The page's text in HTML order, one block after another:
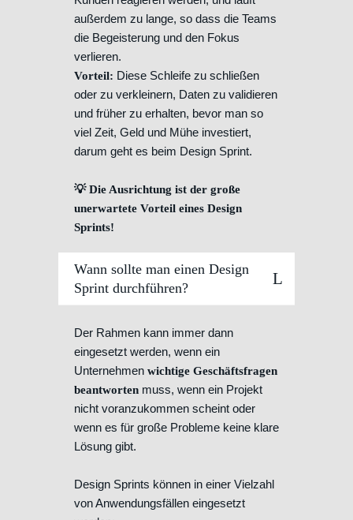
außerdem zu lange, so dass die Teams
die Begeisterung und den Fokus
verlieren.
Vorteil: Diese Schleife zu schließen
oder zu verkleinern, Daten zu validieren
und früher zu erhalten, bevor man so
viel Zeit, Geld und Mühe investiert,
darum geht es beim Design Sprint.
💡 Die Ausrichtung ist der große
unerwartete Vorteil eines Design
Sprints!
Wann sollte man einen Design
Sprint durchführen?
Der Rahmen kann immer dann
eingesetzt werden, wenn ein
Unternehmen wichtige Geschäftsfragen
beantworten muss, wenn ein Projekt
nicht voranzukommen scheint oder
wenn es für große Probleme keine klare
Lösung gibt.
Design Sprints können in einer Vielzahl
von Anwendungsfällen eingesetzt